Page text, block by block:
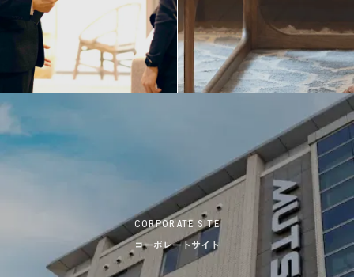
CORPORATE SITE
コーポレートサイト